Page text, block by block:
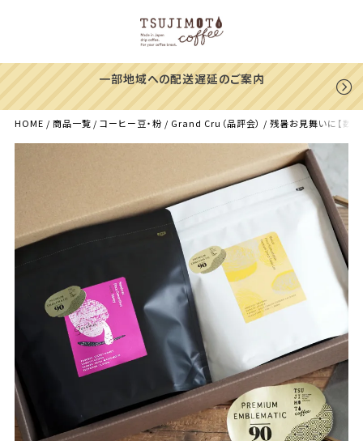
一部地域への配送遅延のご案内
HOME 商品一覧 コーヒー豆・粉 Grand Cru（品評会） 残暑お見舞いに【数